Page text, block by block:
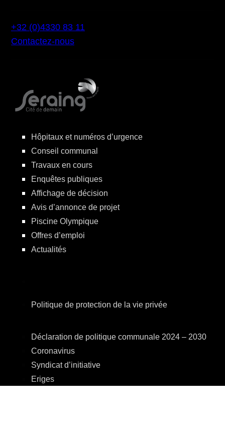
+32 (0)4330 83 11
Contactez-nous
Hôpitaux et numéros d’urgence
Conseil communal
Travaux en cours
Enquêtes publiques
Affichage de décision
Avis d’annonce de projet
Piscine Olympique
Offres d’emploi
Actualités
Politique de protection de la vie privée
Déclaration de politique communale 2024 – 2030
Coronavirus
Syndicat d’initiative
Eriges